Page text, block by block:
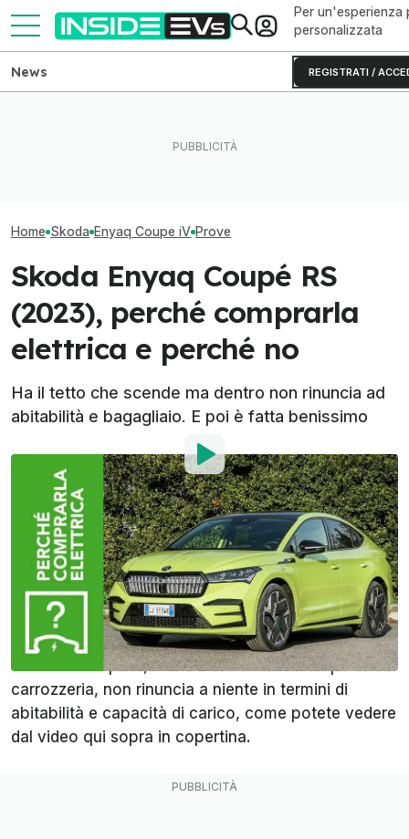
Per un'esperienza
personalizzata
REGISTRATI /
News
Home Skoda Enyaq Coupe iV Prove
Skoda Enyaq Coupé RS
(2023), perché comprarla
elettrica e perché no
Ha il tetto che scende ma dentro non rinuncia ad
abitabilità e bagagliaio. E poi è fatta benissimo
Di: Francesco Meneghini
14 Gen 2023alle08:00
Aggiungi InsideEVs alle
fonti preferite su Google
Il mercato chiama e Skoda risponde. La famiglia
Enyaqsi allarga con la versioneCoupédel SUV
elettrico che però, a differenza di tanti altri pari-
carrozzeria, non rinuncia a niente in termini di
abitabilità e capacità di carico, come potete vedere
dal video qui sopra in copertina.